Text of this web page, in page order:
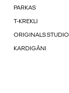
PARKAS
T-KREKLI
ORIGINALS STUDIO
KARDIGĀNI